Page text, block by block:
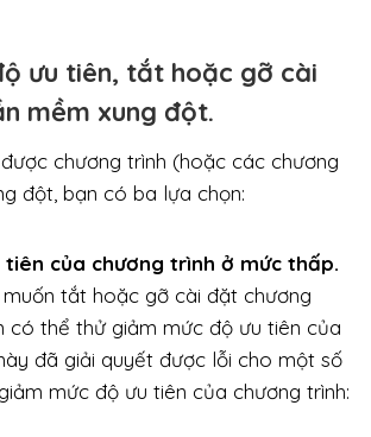
ưu tiên, tắt hoặc gỡ cài
mềm xung đột.
chương trình (hoặc các chương
đột, bạn có ba lựa chọn:
của chương trình ở mức thấp.
tắt hoặc gỡ cài đặt chương
có thể thử giảm mức độ ưu tiên của
đã giải quyết được lỗi cho một số
mức độ ưu tiên của chương trình: